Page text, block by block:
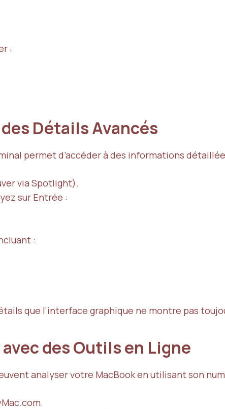
:
Détails Avancés
permet d’accéder à des informations
via Spotlight).
sur Entrée :
:
que l’interface graphique ne montre pas
des Outils en Ligne
analyser votre MacBook en utilisant son
.